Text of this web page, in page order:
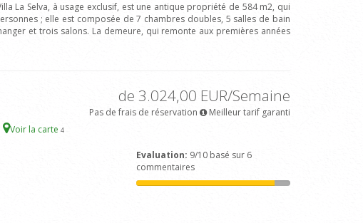
La Selva, à usage exclusif, est une antique propriété de 584 m2, qui
; elle est composée de 7 chambres doubles, 5 salles de bain
et trois salons. La demeure, qui remonte aux premières années
de 3.024,00 EUR/Semaine
Pas de frais de réservation
Meilleur tarif garanti
Voir la carte 4
Evaluation: 9/10 basé sur 6
commentaires